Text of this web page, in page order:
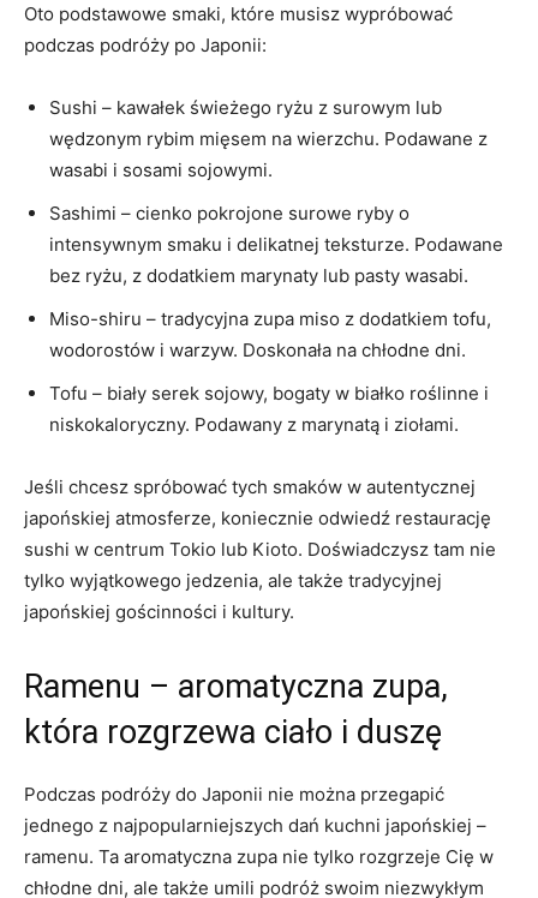
Oto podstawowe smaki, które musisz wypróbować
podczas podróży po Japonii:
Sushi – kawałek świeżego ryżu z surowym lub
wędzonym rybim mięsem na wierzchu. Podawane z
wasabi i sosami sojowymi.
Sashimi – cienko pokrojone surowe ryby o
intensywnym smaku i delikatnej teksturze. Podawane
bez ryżu, z dodatkiem marynaty lub pasty wasabi.
Miso-shiru – tradycyjna zupa miso z dodatkiem tofu,
wodorostów i warzyw. Doskonała na chłodne dni.
Tofu – biały serek sojowy, bogaty w białko roślinne i
niskokaloryczny. Podawany z marynatą i ziołami.
Jeśli chcesz spróbować tych smaków w autentycznej
japońskiej atmosferze, koniecznie odwiedź restaurację
sushi w centrum Tokio lub Kioto. Doświadczysz tam nie
tylko wyjątkowego jedzenia, ale także tradycyjnej
japońskiej gościnności i kultury.
Ramenu – aromatyczna zupa,
która rozgrzewa ciało i duszę
Podczas podróży do Japonii nie można przegapić
jednego z najpopularniejszych dań kuchni japońskiej –
ramenu. Ta aromatyczna zupa nie tylko rozgrzeje Cię w
chłodne dni, ale także umili podróż swoim niezwykłym